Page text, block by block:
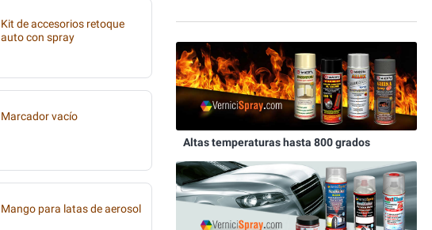
Kit de accesorios retoque
auto con spray
Marcador vacío
Mango para latas de aerosol
Altas temperaturas hasta 800 grados